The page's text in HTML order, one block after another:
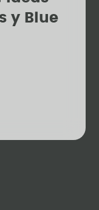
y Blue